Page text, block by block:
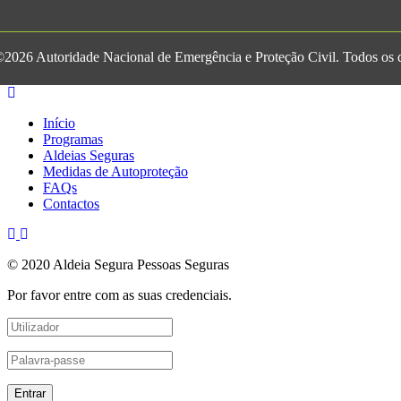
Autoridade Nacional de Emergência e Proteção Civil. Todos os
Início
Programas
Aldeias Seguras
Medidas de Autoproteção
FAQs
Contactos
© 2020 Aldeia Segura Pessoas Seguras
Por favor entre com as suas credenciais.